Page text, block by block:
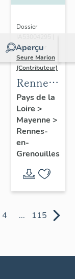
Aperçu
Dossier
Réalisé par
Seure Marion
(Contributeur)
Rennes-
en-
Grenouilles
:
de la
commune
Pays de la
Loire >
Mayenne >
Rennes-
en-
Grenouilles
4 ... 115